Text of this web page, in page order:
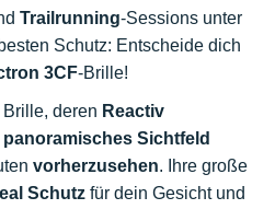
Trailrunning-Sessions unter
Schutz: Entscheide dich
3CF-Brille!
deren Reactiv
panoramisches Sichtfeld
vorherzusehen. Ihre große
Schutz für dein Gesicht und